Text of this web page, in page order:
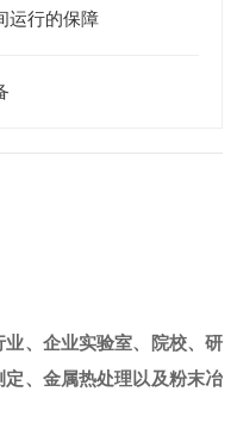
运行的保障
、企业实验室、院校、研
、金属热处理以及粉末冶